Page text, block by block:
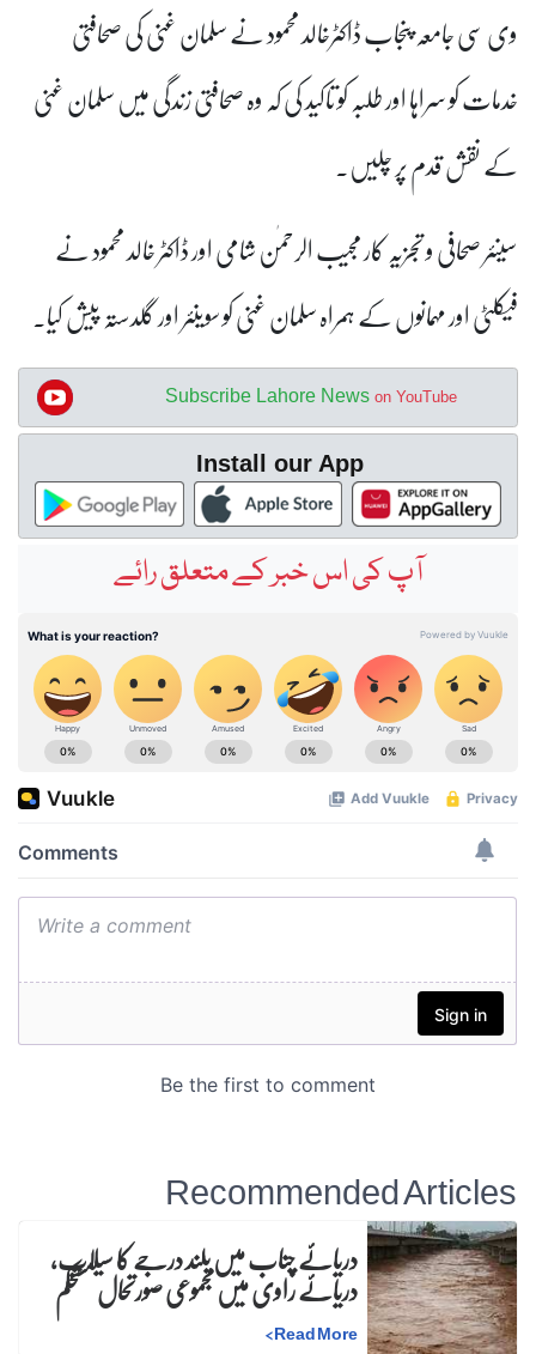
وی سی جامعہ پنجاب ڈاکٹرخالد محمود نے سلمان غنی کی صحافتی
خدمات کو سراہا اورطلبہ کو تاکید کی کہ وہ صحافتی زندگی میں سلمان غنی
کے نقش قدم پر چلیں۔
سینئر صحافی و تجزیہ کار مجیب الرحمٰن شامی اور ڈاکٹر خالد محمود نے
فیکلٹی اور مہمانوں کے ہمراہ سلمان غنی کو سوینئر اور گلدستہ پیش کیا۔
Subscribe Lahore News on YouTube
Install our App
آپ کی اس خبر کے متعلق رائے
Recommended Articles
دریائے چناب میں بلند درجے کا سیلاب،
دریائے راوی میں مجموعی صورتحال مستحکم
Read More
>